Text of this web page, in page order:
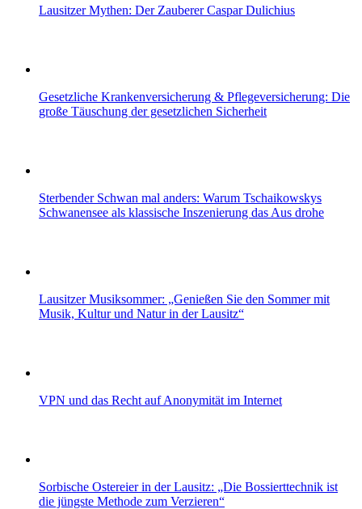
Lausitzer Mythen: Der Zauberer Caspar Dulichius
Gesetzliche Krankenversicherung & Pflegeversicherung: Die
große Täuschung der gesetzlichen Sicherheit
Sterbender Schwan mal anders: Warum Tschaikowskys
Schwanensee als klassische Inszenierung das Aus drohe
Lausitzer Musiksommer: „Genießen Sie den Sommer mit
Musik, Kultur und Natur in der Lausitz“
VPN und das Recht auf Anonymität im Internet
Sorbische Ostereier in der Lausitz: „Die Bossierttechnik ist
die jüngste Methode zum Verzieren“